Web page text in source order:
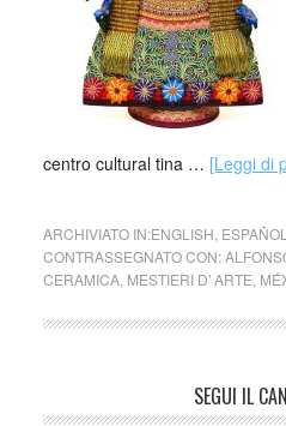
centro cultural tina … [Leggi di
ARCHIVIATO IN:ENGLISH ESPAÑOL
CONTRASSEGNATO CON:
CERAMICA, MESTIERI D' ARTE
SEGUI IL